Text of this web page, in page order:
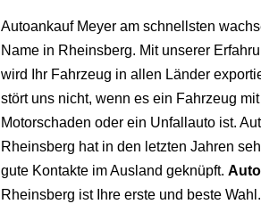
Autoankauf Meyer am schnellsten
Name in Rheinsberg. Mit unserer
wird Ihr Fahrzeug in allen Länder
stört uns nicht, wenn es ein Fahrzeug mit
Motorschaden oder ein Unfallauto ist.
Rheinsberg hat in den letzten Jahren
gute Kontakte im Ausland geknüpft.
Rheinsberg ist Ihre erste und beste